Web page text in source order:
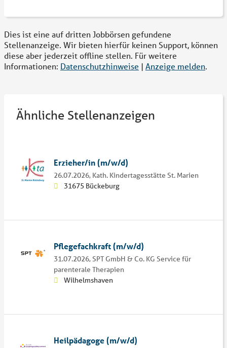
Dies ist eine auf dritten Jobbörsen gefundene
Stellenanzeige. Wir bieten hierfür keinen Support, können
diese aber jederzeit offline stellen. Für weitere
Informationen: Datenschutzhinweise | Anzeige melden.
Ähnliche Stellenanzeigen
Erzieher/in (m/w/d)
26.07.2026, Kath. Kindertagesstätte St. Marien
31675 Bückeburg
Pflegefachkraft (m/w/d)
31.07.2026,SPT GmbH & Co. KG Service für
parenterale Therapien
Wilhelmshaven
Heilpädagoge (m/w/d)